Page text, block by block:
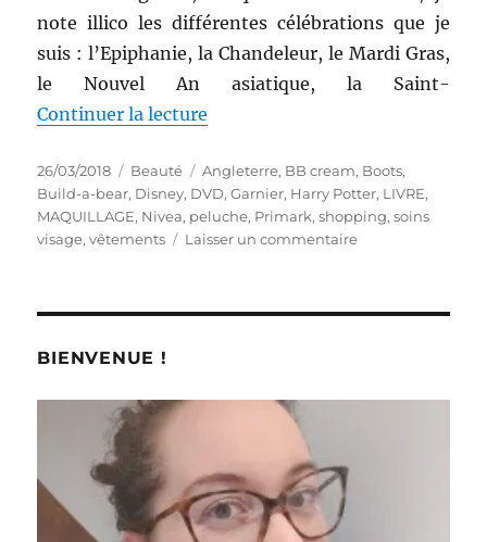
note illico les différentes célébrations que je
suis : l’Epiphanie, la Chandeleur, le Mardi Gras,
le Nouvel An asiatique, la Saint-
Continuer la lecture
Publié
le
26/03/2018 Catégories
Beauté Étiquettes
Angleterre, BB cream, Boots,
Build-a-bear, Disney, DVD,Garnier, Harry Potter, LIVRE,
MAQUILLAGE, Nivea, peluche, Primark,shopping,soins
visage,vêtements Laisser un commentairesur
cadeaux
BIENVENUE !